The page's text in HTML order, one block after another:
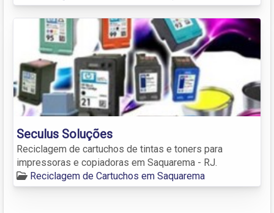
Seculus Soluções
Reciclagem de cartuchos de tintas e toners para
impressoras e copiadoras em Saquarema - RJ.
Reciclagem de Cartuchos em Saquarema